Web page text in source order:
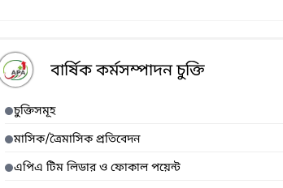
বার্ষিক কর্মসম্পাদন চুক্তি
চুক্তিসমূহ
মাসিক/ত্রৈমাসিক প্রতিবেদন
এপিএ টিম লিডার ও ফোকাল পয়েন্ট